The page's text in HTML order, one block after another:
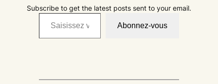
Subscribe to get the latest posts sent to your email.
Saisissez votre adresse e-mail…
Abonnez-vous